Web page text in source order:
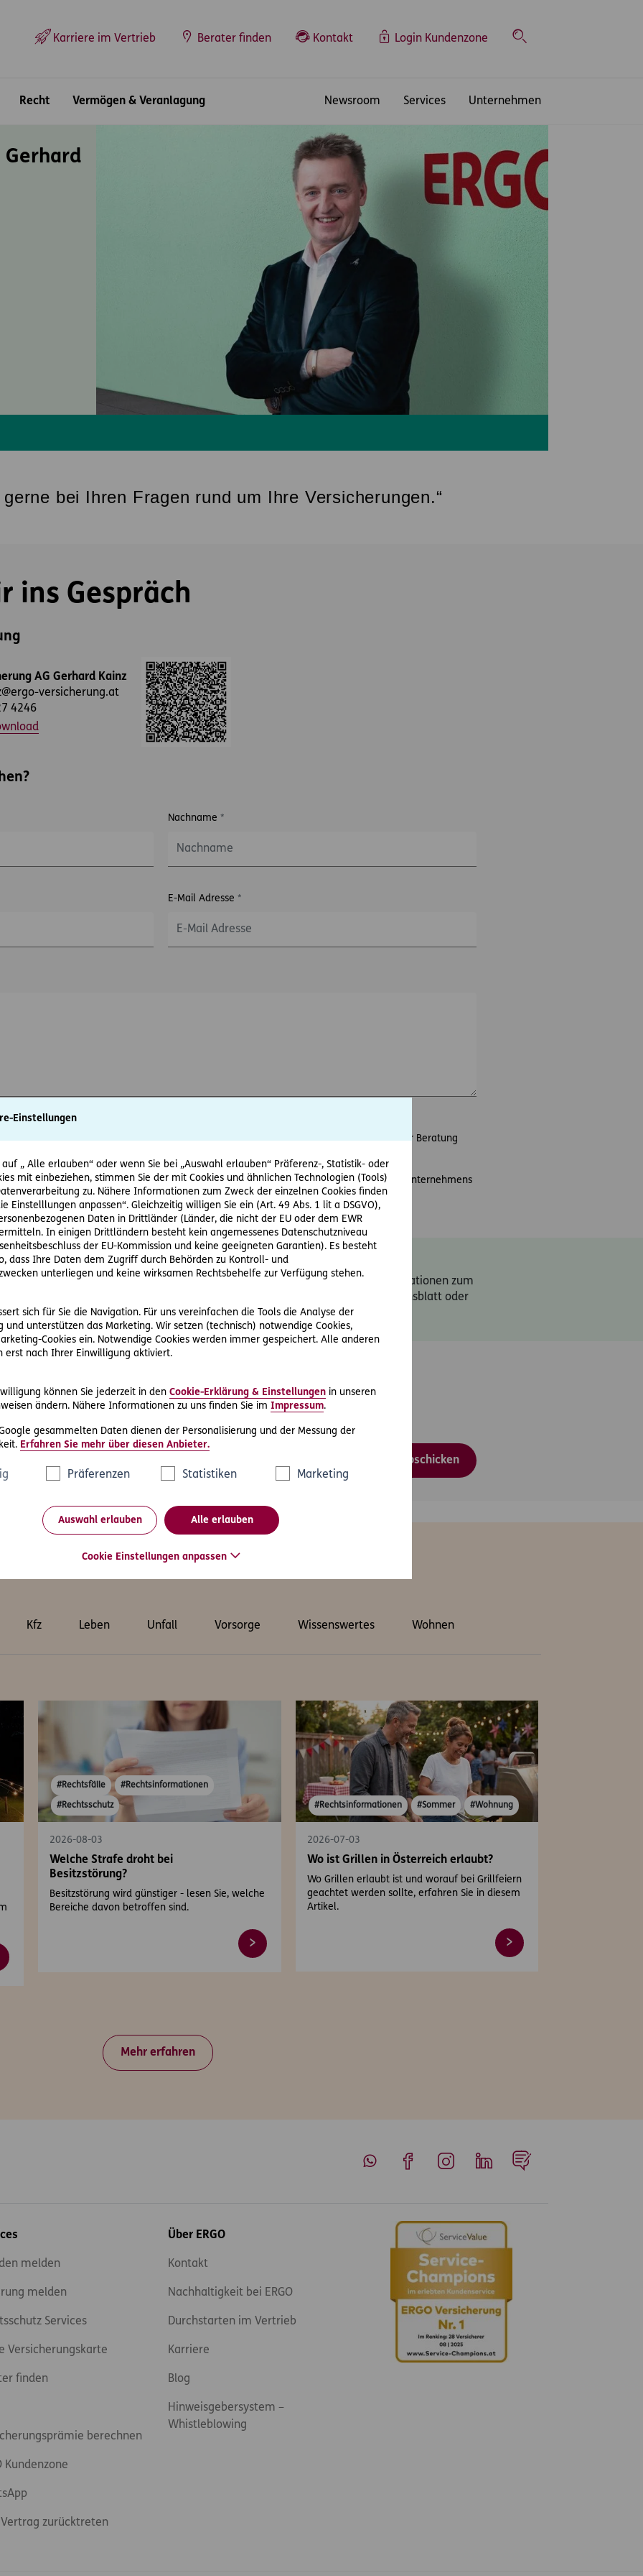
Einstellungen
„ Alle erlauben“ oder wenn Sie bei „Auswahl erlauben“ Präferenz-, Statistik- oder
mit einbeziehen, stimmen Sie der mit Cookies und ähnlichen Technologien (Tools)
zu. Nähere Informationen zum Zweck der einzelnen Cookies finden
Einstelllungen anpassen“. Gleichzeitig willigen Sie ein (Art. 49 Abs. 1 lit a DSGVO),
Daten in Drittländer (Länder, die nicht der EU oder dem EWR
In einigen Drittländern besteht kein angemessenes Datenschutzniveau
der EU-Kommission und keine geeigneten Garantien). Es besteht
dass Ihre Daten dem Zugriff durch Behörden zu Kontroll- und
unterliegen und keine wirksamen Rechtsbehelfe zur Verfügung stehen.
sich für Sie die Navigation. Für uns vereinfachen die Tools die Analyse der
und unterstützen das Marketing. Wir setzen (technisch) notwendige Cookies,
Cookies ein. Notwendige Cookies werden immer gespeichert. Alle anderen
erst nach Ihrer Einwilligung aktiviert.
können Sie jederzeit in den Cookie-Erklärung & Einstellungen in unseren
ändern. Nähere Informationen zu uns finden Sie im Impressum.
gesammelten Daten dienen der Personalisierung und der Messung der
Erfahren Sie mehr über diesen Anbieter.
Präferenzen Statistiken Marketing
Auswahl erlauben Alle erlauben
Cookie Einstellungen anpassen
Karriere im Vertrieb Berater finden Kontakt Login Kundenzone
Suche
Recht Vermögen & Veranlagung Newsroom Services Unternehmen
Gerhard
bei Ihren Fragen rund um Ihre Versicherungen.“
ins Gespräch
AG Gerhard Kainz
versicherung.at
4246
Nachname *
E-Mail Adresse *
Versicherung AG zum Zweck der Vereinbarung eines persönlichen Termins sowie der Beratung
von Versicherungsprodukten kontaktieren darf.
der ERGO Versicherung AG erhalten und damit über Produkte und Aktionen des Unternehmens
kann jederzeit ohne Angabe von Gründen durch Schreiben an
widerrufen werden. Der Widerruf wirkt für zukünftige Kontakte. Weiter Informationen zum
und zu Ihren Rechten als Betroffene finden Sie im Datenschutzinformationsblatt oder
unter: Rechtliche Hinweise & Datenschutz
Abschicken
könnte Sie auch interessieren
Kfz Leben Unfall Vorsorge Wissenswertes Wohnen
#Rechtsfälle #Rechtsinformationen
#Rechtsschutz
2026-08-03
Welche Strafe droht bei
Besitzstörung?
Besitzstörung wird günstiger - lesen Sie, welche
Bereiche davon betroffen sind.
#Rechtsinformationen #Sommer #Wohnung
2026-07-03
Wo ist Grillen in Österreich erlaubt?
Wo Grillen erlaubt ist und worauf bei Grillfeiern
geachtet werden sollte, erfahren Sie in diesem
Artikel.
Mehr erfahren
melden
melden
Services
Versicherungskarte
finden
berechnen
Kundenzone
zurücktreten
Über ERGO
Kontakt
Nachhaltigkeit bei ERGO
Durchstarten im Vertrieb
Karriere
Blog
Hinweisgebersystem –
Whistleblowing